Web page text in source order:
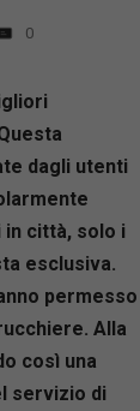
0
dagli utenti
città, solo i
esclusiva.
permesso
Alla
così una
servizio di